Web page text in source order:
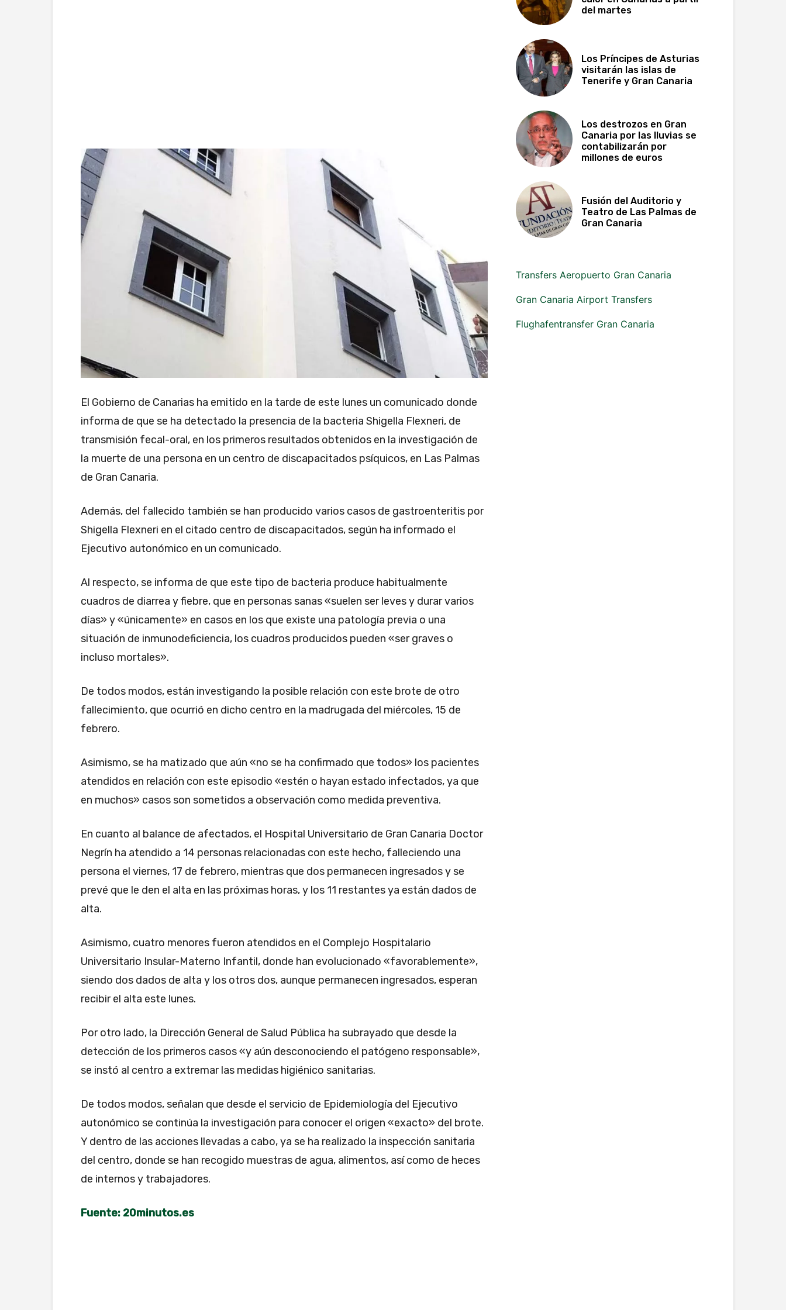
El Gobierno de Canarias ha emitido en la tarde de este lunes un comunicado donde
informa de que se ha detectado la presencia de la bacteria Shigella Flexneri, de
transmisión fecal-oral, en los primeros resultados obtenidos en la investigación de
la muerte de una persona en un centro de discapacitados psíquicos, en Las Palmas
de Gran Canaria.
Además, del fallecido también se han producido varios casos de gastroenteritis por
Shigella Flexneri en el citado centro de discapacitados, según ha informado el
Ejecutivo autonómico en un comunicado.
Al respecto, se informa de que este tipo de bacteria produce habitualmente
cuadros de diarrea y fiebre, que en personas sanas «suelen ser leves y durar varios
días» y «únicamente» en casos en los que existe una patología previa o una
situación de inmunodeficiencia, los cuadros producidos pueden «ser graves o
incluso mortales».
De todos modos, están investigando la posible relación con este brote de otro
fallecimiento, que ocurrió en dicho centro en la madrugada del miércoles, 15 de
febrero.
Asimismo, se ha matizado que aún «no se ha confirmado que todos» los pacientes
atendidos en relación con este episodio «estén o hayan estado infectados, ya que
en muchos» casos son sometidos a observación como medida preventiva.
En cuanto al balance de afectados, el Hospital Universitario de Gran Canaria Doctor
Negrín ha atendido a 14 personas relacionadas con este hecho, falleciendo una
persona el viernes, 17 de febrero, mientras que dos permanecen ingresados y se
prevé que le den el alta en las próximas horas, y los 11 restantes ya están dados de
alta.
Asimismo, cuatro menores fueron atendidos en el Complejo Hospitalario
Universitario Insular-Materno Infantil, donde han evolucionado «favorablemente»,
siendo dos dados de alta y los otros dos, aunque permanecen ingresados, esperan
recibir el alta este lunes.
Por otro lado, la Dirección General de Salud Pública ha subrayado que desde la
detección de los primeros casos «y aún desconociendo el patógeno responsable»,
se instó al centro a extremar las medidas higiénico sanitarias.
De todos modos, señalan que desde el servicio de Epidemiología del Ejecutivo
autonómico se continúa la investigación para conocer el origen «exacto» del brote.
Y dentro de las acciones llevadas a cabo, ya se ha realizado la inspección sanitaria
del centro, donde se han recogido muestras de agua, alimentos, así como de heces
de internos y trabajadores.
Fuente: 20minutos.es
del martes
Los Príncipes de Asturias
visitarán las islas de
Tenerife y Gran Canaria
Los destrozos en Gran
Canaria por las lluvias se
contabilizarán por
millones de euros
Fusión del Auditorio y
Teatro de Las Palmas de
Gran Canaria
Transfers Aeropuerto Gran Canaria
Gran Canaria Airport Transfers
Flughafentransfer Gran Canaria